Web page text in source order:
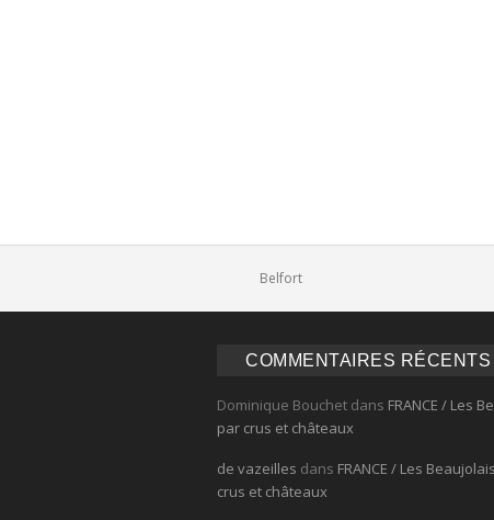
Belfort
COMMENTAIRES RÉCENTS
Dominique Bouchet dans FRANCE / Les
par crus et châteaux
de vazeilles dans FRANCE / Les
crus et châteaux